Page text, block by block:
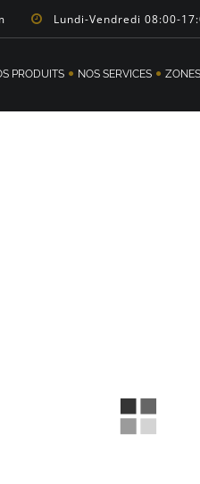
Lundi-Vendredi 08:00-
PRODUITS NOS SERVICES